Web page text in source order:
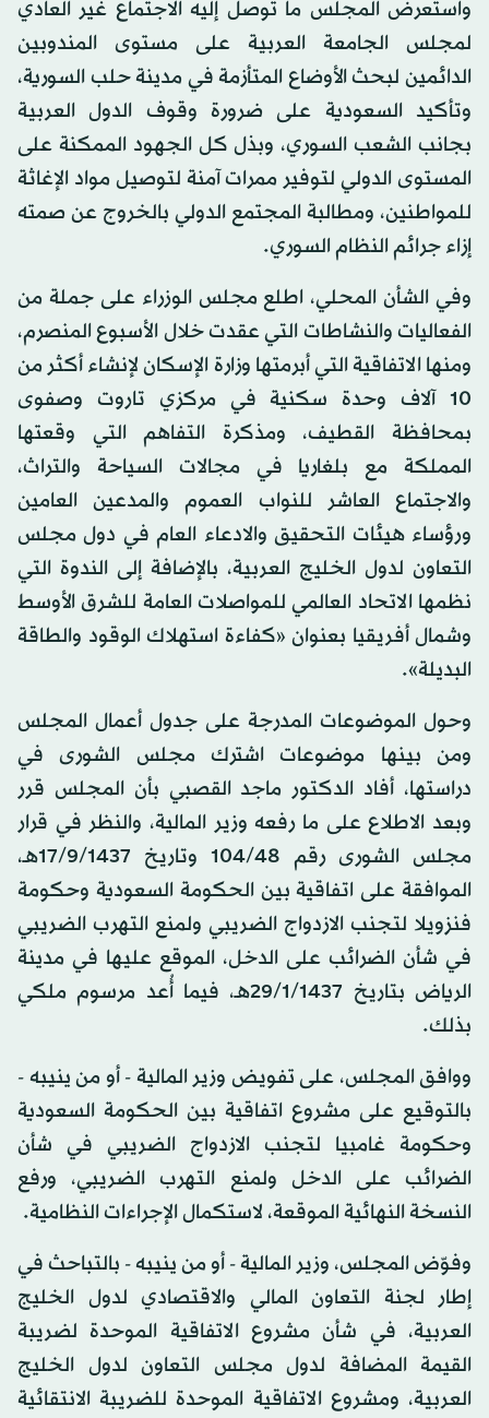
واستعرض المجلس ما توصل إليه الاجتماع غير العادي
لمجلس الجامعة العربية على مستوى المندوبين
الدائمين لبحث الأوضاع المتأزمة في مدينة حلب السورية،
وتأكيد السعودية على ضرورة وقوف الدول العربية
بجانب الشعب السوري، وبذل كل الجهود الممكنة على
المستوى الدولي لتوفير ممرات آمنة لتوصيل مواد الإغاثة
للمواطنين، ومطالبة المجتمع الدولي بالخروج عن صمته
إزاء جرائم النظام السوري.
وفي الشأن المحلي، اطلع مجلس الوزراء على جملة من
الفعاليات والنشاطات التي عقدت خلال الأسبوع المنصرم،
ومنها الاتفاقية التي أبرمتها وزارة الإسكان لإنشاء أكثر من
10 آلاف وحدة سكنية في مركزي تاروت وصفوى
بمحافظة القطيف، ومذكرة التفاهم التي وقعتها
المملكة مع بلغاريا في مجالات السياحة والتراث،
والاجتماع العاشر للنواب العموم والمدعين العامين
ورؤساء هيئات التحقيق والادعاء العام في دول مجلس
التعاون لدول الخليج العربية، بالإضافة إلى الندوة التي
نظمها الاتحاد العالمي للمواصلات العامة للشرق الأوسط
وشمال أفريقيا بعنوان «كفاءة استهلاك الوقود والطاقة
البديلة».
وحول الموضوعات المدرجة على جدول أعمال المجلس
ومن بينها موضوعات اشترك مجلس الشورى في
دراستها، أفاد الدكتور ماجد القصبي بأن المجلس قرر
وبعد الاطلاع على ما رفعه وزير المالية، والنظر في قرار
مجلس الشورى رقم 104/48 وتاريخ 17/9/1437هـ،
الموافقة على اتفاقية بين الحكومة السعودية وحكومة
فنزويلا لتجنب الازدواج الضريبي ولمنع التهرب الضريبي
في شأن الضرائب على الدخل، الموقع عليها في مدينة
الرياض بتاريخ 29/1/1437هـ، فيما أُعد مرسوم ملكي
بذلك.
ووافق المجلس، على تفويض وزير المالية - أو من ينيبه -
بالتوقيع على مشروع اتفاقية بين الحكومة السعودية
وحكومة غامبيا لتجنب الازدواج الضريبي في شأن
الضرائب على الدخل ولمنع التهرب الضريبي، ورفع
النسخة النهائية الموقعة، لاستكمال الإجراءات النظامية.
وفوّض المجلس، وزير المالية - أو من ينيبه - بالتباحث في
إطار لجنة التعاون المالي والاقتصادي لدول الخليج
العربية، في شأن مشروع الاتفاقية الموحدة لضريبة
القيمة المضافة لدول مجلس التعاون لدول الخليج
العربية، ومشروع الاتفاقية الموحدة للضريبة الانتقائية